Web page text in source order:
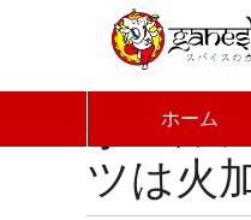
ホーム
HOME
ホール
ツは火